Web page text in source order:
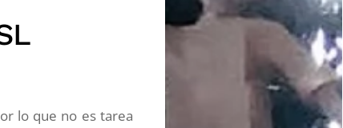
lo que no es tarea